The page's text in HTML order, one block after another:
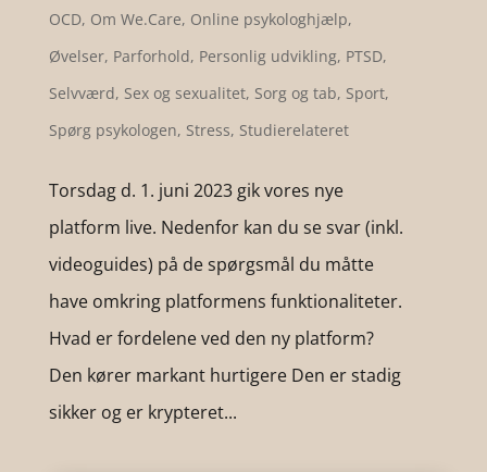
OCD, Om We.Care, Online psykologhjælp,
Øvelser, Parforhold, Personlig udvikling, PTSD,
Selvværd, Sex og sexualitet, Sorg og tab, Sport,
Spørg psykologen, Stress, Studierelateret
Torsdag d. 1. juni 2023 gik vores nye
platform live. Nedenfor kan du se svar (inkl.
videoguides) på de spørgsmål du måtte
have omkring platformens funktionaliteter.
Hvad er fordelene ved den ny platform?
Den kører markant hurtigere Den er stadig
sikker og er krypteret...